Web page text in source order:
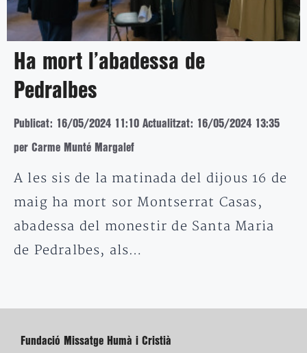
Ha mort l’abadessa de
Pedralbes
Publicat: 16/05/2024 11:10 Actualitzat: 16/05/2024 13:35
per Carme Munté Margalef
A les sis de la matinada del dijous 16 de
maig ha mort sor Montserrat Casas,
abadessa del monestir de Santa Maria
de Pedralbes, als…
Fundació Missatge Humà i Cristià